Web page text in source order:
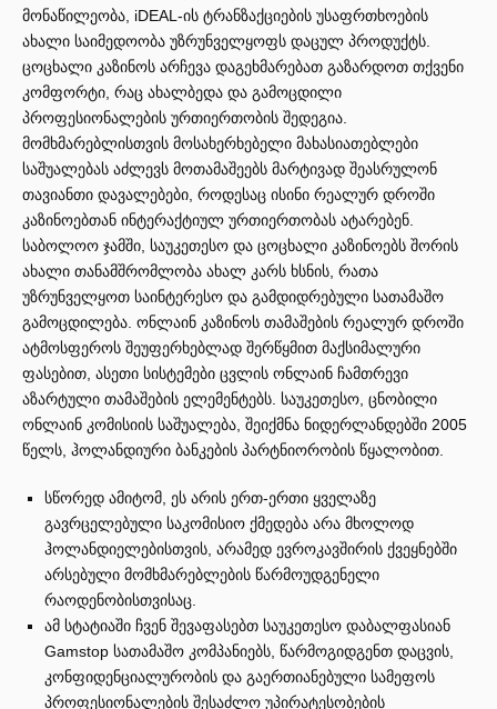
მონაწილეობა, iDEAL-ის ტრანზაქციების უსაფრთხოების
ახალი საიმედოობა უზრუნველყოფს დაცულ პროდუქტს.
ცოცხალი კაზინოს არჩევა დაგეხმარებათ გაზარდოთ თქვენი
კომფორტი, რაც ახალბედა და გამოცდილი
პროფესიონალების ურთიერთობის შედეგია.
მომხმარებლისთვის მოსახერხებელი მახასიათებლები
საშუალებას აძლევს მოთამაშეებს მარტივად შეასრულონ
თავიანთი დავალებები, როდესაც ისინი რეალურ დროში
კაზინოებთან ინტერაქტიულ ურთიერთობას ატარებენ.
საბოლოო ჯამში, საუკეთესო და ცოცხალი კაზინოებს შორის
ახალი თანამშრომლობა ახალ კარს ხსნის, რათა
უზრუნველყოთ საინტერესო და გამდიდრებული სათამაშო
გამოცდილება. ონლაინ კაზინოს თამაშების რეალურ დროში
ატმოსფეროს შეუფერხებლად შერწყმით მაქსიმალური
ფასებით, ასეთი სისტემები ცვლის ონლაინ ჩამთრევი
აზარტული თამაშების ელემენტებს. საუკეთესო, ცნობილი
ონლაინ კომისიის საშუალება, შეიქმნა ნიდერლანდებში 2005
წელს, ჰოლანდიური ბანკების პარტნიორობის წყალობით.
სწორედ ამიტომ, ეს არის ერთ-ერთი ყველაზე
გავრცელებული საკომისიო ქმედება არა მხოლოდ
ჰოლანდიელებისთვის, არამედ ევროკავშირის ქვეყნებში
არსებული მომხმარებლების წარმოუდგენელი
რაოდენობისთვისაც.
ამ სტატიაში ჩვენ შევაფასებთ საუკეთესო დაბალფასიან
Gamstop სათამაშო კომპანიებს, წარმოგიდგენთ დაცვის,
კონფიდენციალურობის და გაერთიანებული სამეფოს
პროფესიონალების შესაძლო უპირატესობების